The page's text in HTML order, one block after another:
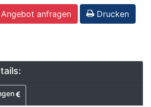
Angebot anfragen Drucken